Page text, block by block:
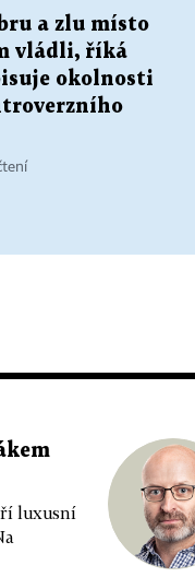
a zlu místo
vládli, říká
okolnosti
luxusní